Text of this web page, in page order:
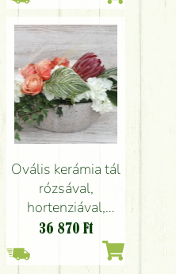
Ovális kerámia tál
rózsával,
hortenziával,
proteával
36 870 Ft